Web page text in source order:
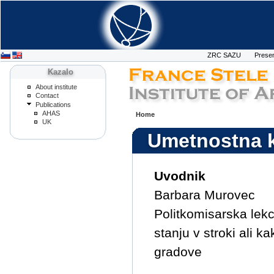
ZRC SAZU
Home
Umetnostna
Uvodnik
Barbara Murovec
Politkomisarska
stanju v stroki ali
gradove
Kazalo
About institute
Contact
Publications
AHAS
UK